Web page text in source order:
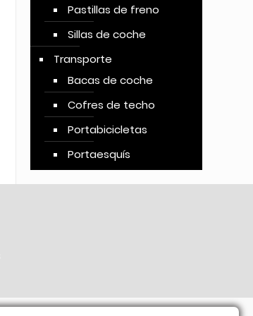
Pastillas de freno
Sillas de coche
Transporte
Bacas de coche
Cofres de techo
Portabicicletas
Portaesquís